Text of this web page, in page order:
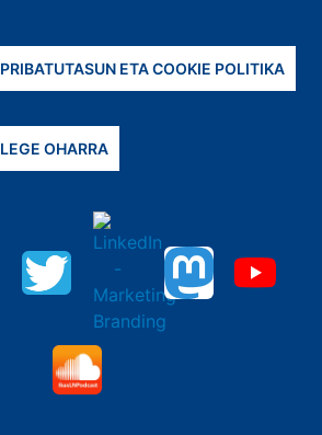
PRIBATUTASUN ETA COOKIE POLITIKA
LEGE OHARRA